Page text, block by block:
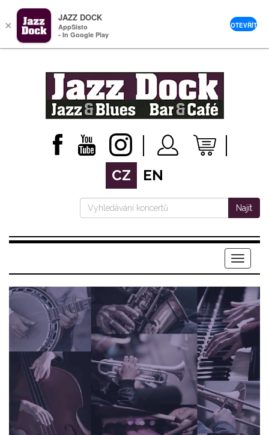
CZ EN
Najít
Menu
×
JAZZ DOCK
AppSisto
- In Google Play
OTEVŘÍT